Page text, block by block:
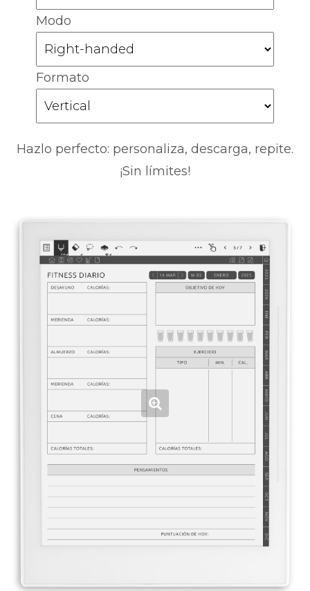
Modo
Formato
Hazlo perfecto: personaliza, descarga, repite.
¡Sin límites!